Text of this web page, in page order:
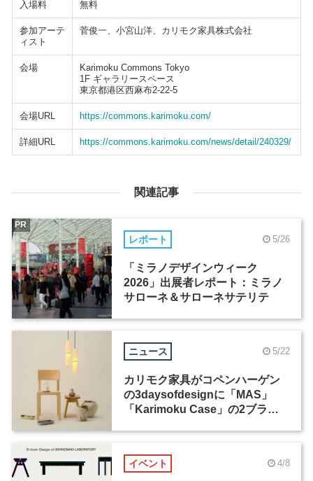
入場料 無料
参加アーテ
ィスト
菅俊一、小宮山洋、カリモク家具株式会社
会場
Karimoku Commons Tokyo
1F ギャラリースペース
東京都港区西麻布2-22-5
会場URL https://commons.karimoku.com/
詳細URL https://commons.karimoku.com/news/detail/240329/
関連記事
レポート 5/26
「ミラノデザインウィーク
2026」出展者レポート：ミラノ
サローネ＆サローネサテリテ
PR
ニュース 5/22
カリモク家具がコペンハーゲン
の3daysofdesignに「MAS」
「Karimoku Case」の2ブラン
イベント 4/8